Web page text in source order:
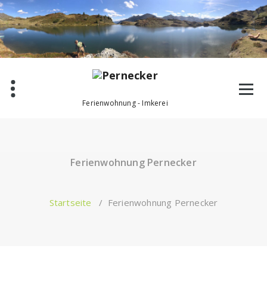
Zum
Inhalt
springen
Ferienwohnung - Imkerei
Ferienwohnung Pernecker
Startseite / Ferienwohnung Pernecker